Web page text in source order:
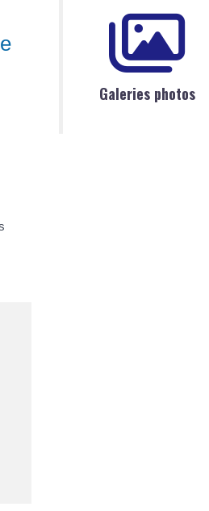
Galeries photos